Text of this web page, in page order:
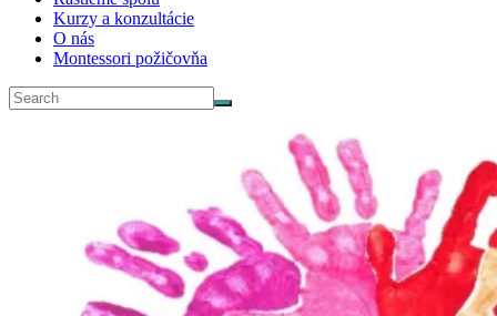
Kurzy a konzultácie
O nás
Montessori požičovňa